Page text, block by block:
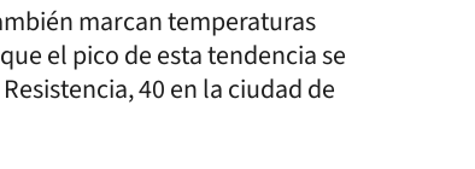
marcan temperaturas
el pico de esta tendencia se
40 en la ciudad de